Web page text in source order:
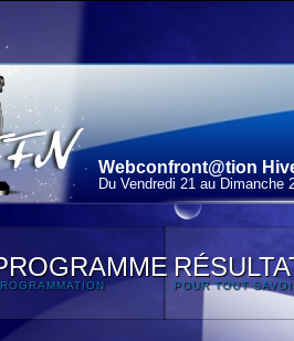
Webconfront@tion
Du Vendredi 21 au Dimanche
POUR TOUT